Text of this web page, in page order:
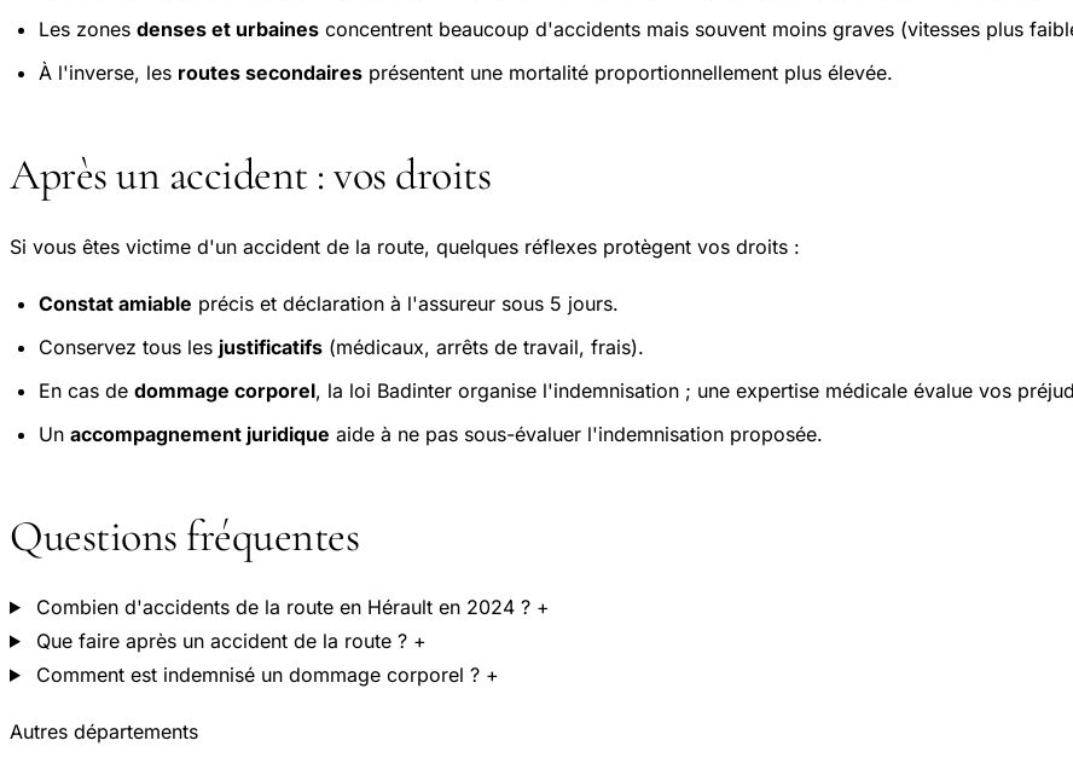
Les zones denses et urbaines concentrent beaucoup d'accidents mais souvent moins graves (vitesses plus
À l'inverse, les routes secondaires présentent une mortalité proportionnellement plus élevée.
Après un accident : vos droits
Si vous êtes victime d'un accident de la route, quelques réflexes protègent vos droits :
Constat amiable précis et déclaration à l'assureur sous 5 jours.
Conservez tous les justificatifs (médicaux, arrêts de travail, frais).
En cas de dommage corporel, la loi Badinter organise l'indemnisation ; une expertise médicale évalue vos
Un accompagnement juridique aide à ne pas sous-évaluer l'indemnisation proposée.
Questions fréquentes
Combien d'accidents de la route en Hérault en 2024 ? +
Que faire après un accident de la route ? +
Comment est indemnisé un dommage corporel ? +
Autres départements